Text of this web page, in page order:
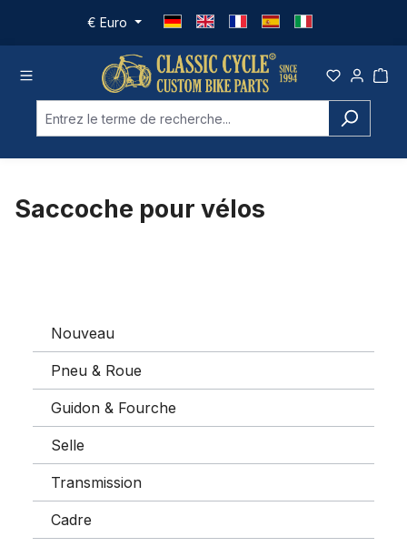
Passer au contenu principal
€ Euro
Saccoche pour vélos
Nouveau
Pneu & Roue
Guidon & Fourche
Selle
Transmission
Cadre